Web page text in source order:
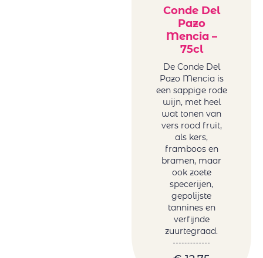
Conde Del
Pazo
Mencia –
75cl
De Conde Del
Pazo Mencia is
een sappige rode
wijn, met heel
wat tonen van
vers rood fruit,
als kers,
framboos en
bramen, maar
ook zoete
specerijen,
gepolijste
tannines en
verfijnde
zuurtegraad.